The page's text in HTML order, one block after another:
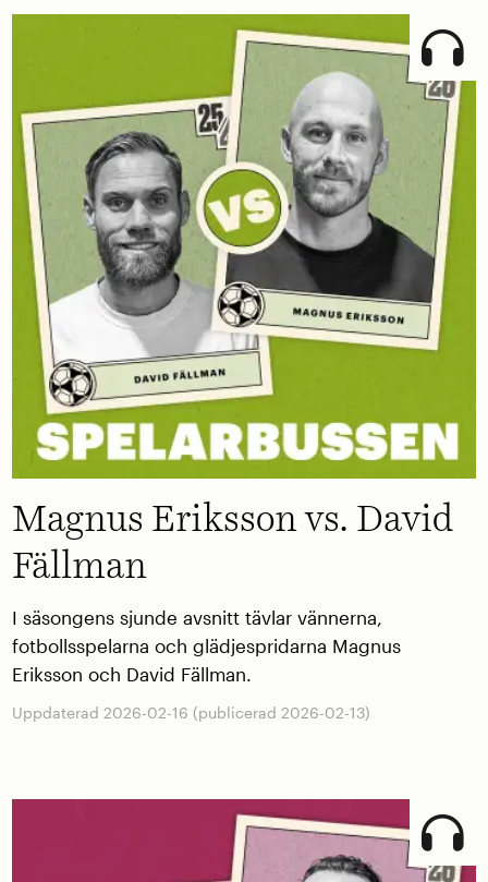
Magnus Eriksson vs. David
Fällman
I säsongens sjunde avsnitt tävlar vännerna,
fotbollsspelarna och glädjespridarna Magnus
Eriksson och David Fällman.
Uppdaterad 2026-02-16 (publicerad 2026-02-13)